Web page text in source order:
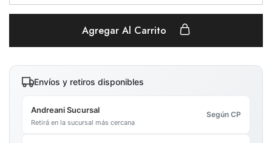
Agregar Al Carrito
Envíos y retiros disponibles
Andreani Sucursal
Retirá en la sucursal más cercana
Según CP